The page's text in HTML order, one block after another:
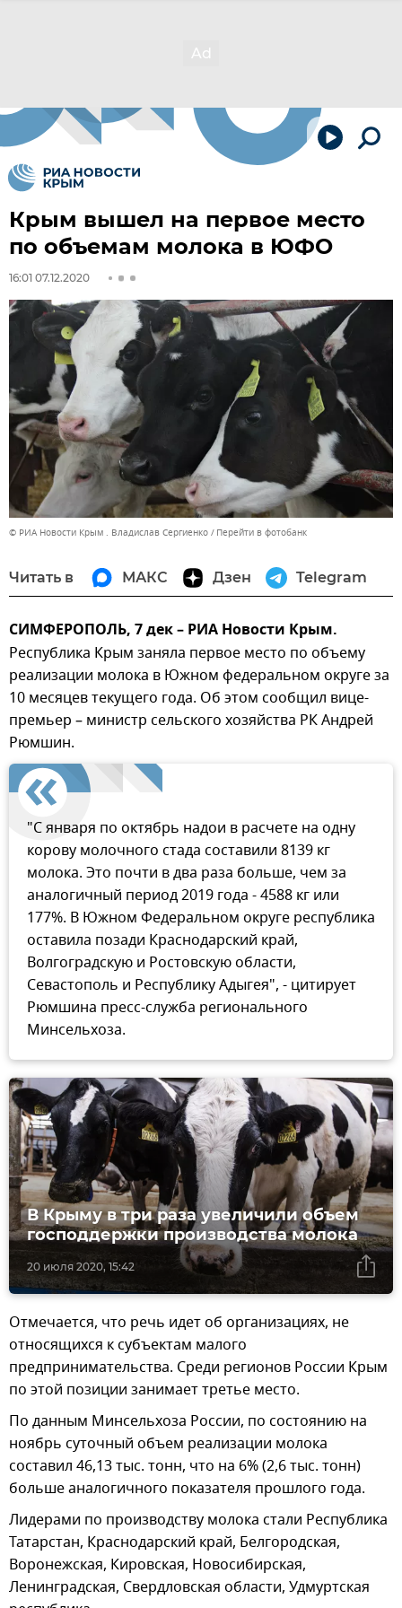
Крым вышел на первое место
по объемам молока в ЮФО
16:01 07.12.2020
© РИА Новости Крым . Владислав Сергиенко Перейти в фотобанк
Читать в МАКС Дзен Telegram
СИМФЕРОПОЛЬ, 7 дек – РИА Новости Крым.
Республика Крым заняла первое место по объему
реализации молока в Южном федеральном округе за
10 месяцев текущего года. Об этом сообщил вице-
премьер – министр сельского хозяйства РК Андрей
Рюмшин.
"С января по октябрь надои в расчете на одну
корову молочного стада составили 8139 кг
молока. Это почти в два раза больше, чем за
аналогичный период 2019 года - 4588 кг или
177%. В Южном Федеральном округе республика
оставила позади Краснодарский край,
Волгоградскую и Ростовскую области,
Севастополь и Республику Адыгея", - цитирует
Рюмшина пресс-служба регионального
Минсельхоза.
20 июля 2020, 15:42
В Крыму в три раза увеличили объем
господдержки производства молока
Отмечается, что речь идет об организациях, не
относящихся к субъектам малого
предпринимательства. Среди регионов России Крым
по этой позиции занимает третье место.
По данным Минсельхоза России, по состоянию на
ноябрь суточный объем реализации молока
составил 46,13 тыс. тонн, что на 6% (2,6 тыс. тонн)
больше аналогичного показателя прошлого года.
Лидерами по производству молока стали Республика
Татарстан, Краснодарский край, Белгородская,
Воронежская, Кировская, Новосибирская,
Ленинградская, Свердловская области, Удмуртская